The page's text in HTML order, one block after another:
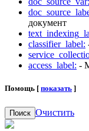
документ
classifier_label:
access_label: -
Помощь [ показать ]
Поиск Очистить